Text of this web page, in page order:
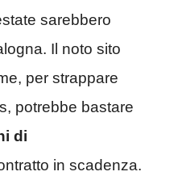
sarebbero
Il noto sito
per strappare
potrebbe bastare
di
in scadenza.